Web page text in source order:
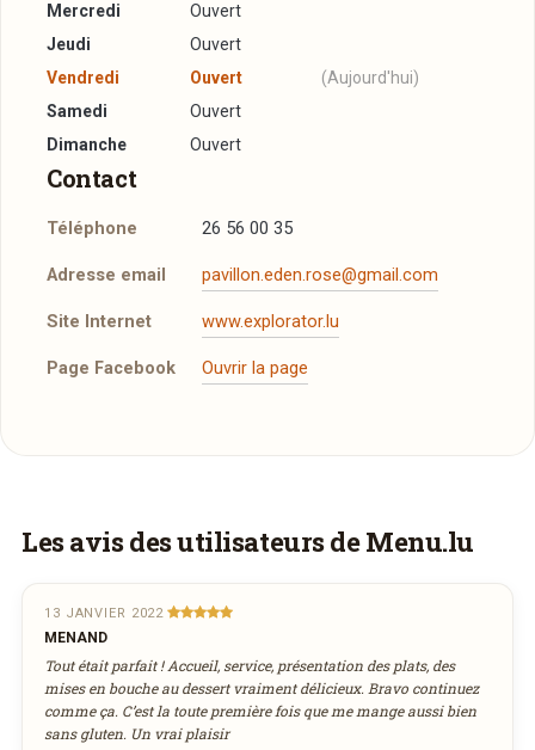
Mercredi
Ouvert
Jeudi
Ouvert
Vendredi
Ouvert
(Aujourd'hui)
Samedi
Ouvert
Dimanche
Ouvert
Contact
Téléphone 26 56 00 35
Adresse email pavillon.eden.rose@gmail.com
Site Internet www.explorator.lu
Page Facebook Ouvrir la page
Réserver une table
août 2026
lun mar mer jeu ven sam dim
27 28 29
Heure souhaitée
Vous aimeriez être livré ?
Vous adorezPavillon Eden Roseet vous
voudriez déguster ses plats à la maison ? Ce
restaurant ne propose pas encore la livraison
en ligne. Demandez-lui de rejoindre
wedely.compour commander et être livré
chez vous !
Les avis des utilisateurs de Menu.lu
13 JANVIER 2022
MENAND
Tout était parfait ! Accueil, service, présentation des plats, des
mises en bouche au dessert vraiment délicieux. Bravo continuez
comme ça. C’est la toute première fois que me mange aussi bien
sans gluten. Un vrai plaisir